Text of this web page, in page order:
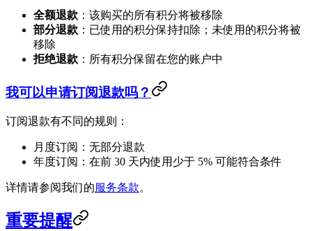
全额退款 ：该购买的所有积分将被移除
部分退款 ：已使用的积分保持扣除；未使用的积分将被
移除
拒绝退款 ：所有积分保留在您的账户中
我可以申请订阅退款吗？
订阅退款有不同的规则：
月度订阅：无部分退款
年度订阅：在前 30 天内使用少于 5% 可能符合条件
详情请参阅我们的服务条款。
重要提醒